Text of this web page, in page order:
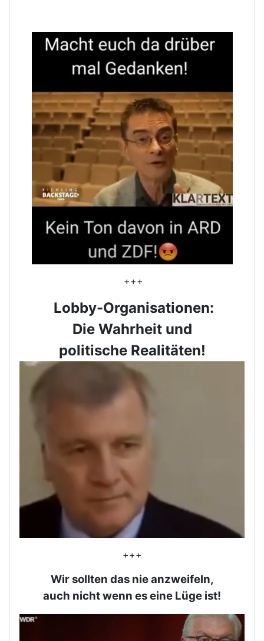
+++
Lobby-Organisationen:
Die Wahrheit und
politische Realitäten!
+++
Wir sollten das nie anzweifeln,
auch nicht wenn es eine Lüge ist!